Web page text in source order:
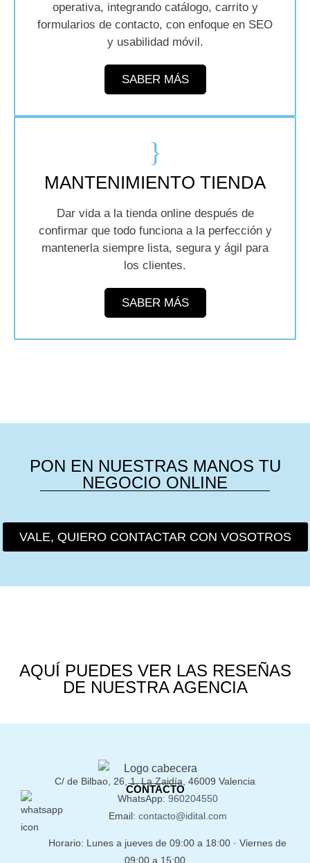
operativa, integrando catálogo, carrito y
formularios de contacto, con enfoque en SEO
y usabilidad móvil.
SABER MÁS
MANTENIMIENTO TIENDA
Dar vida a la tienda online después de
confirmar que todo funciona a la perfección y
mantenerla siempre lista, segura y ágil para
los clientes.
SABER MÁS
PON EN NUESTRAS MANOS TU
NEGOCIO ONLINE
VALE, QUIERO CONTACTAR CON VOSOTROS
AQUÍ PUEDES VER LAS RESEÑAS
DE NUESTRA AGENCIA
CONTACTO
C/ de Bilbao, 26, 1, La Zaidía, 46009 Valencia
WhatsApp: 960204550
Email: contacto@idital.com
Horario: Lunes a jueves de 09:00 a 18:00 · Viernes de
09:00 a 15:00